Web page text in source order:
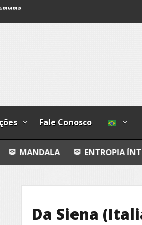
Fale Conosco
ENTROPIA ÍNTIMA
Da Siena